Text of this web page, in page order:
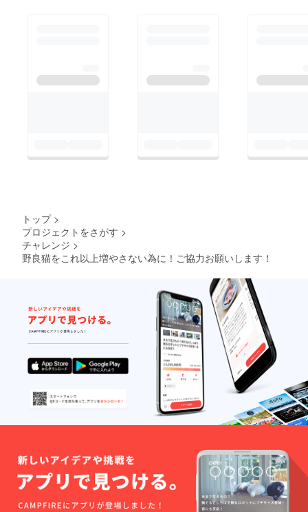
5.5kgに...)▼以前から
高かったのですが、昨
に言われました(笑)・
感染症はなし・不妊治
療も完了他の猫ちゃん
の間、今はケージで生
活しています。詳細は
また、今後の活動報告
をご覧ください。そし
て、この母猫が以前産
（おそらく生後半年ほ
ど）が1匹…まだ外に
も早急に保護し、母猫
とともに安全な環境で
過ごせるよう努力して
いきます。▼保護する
トップ >
プロジェクトをさがす >
チャレンジ >
野良猫をこれ以上増やさない為に！ご協力お願いします！